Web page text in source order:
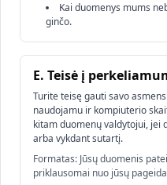
Kai duomenys mums
ginčo.
E. Teisė į
Turite teisę gauti savo
naudojamu ir kompiuterio
kitam duomenų valdytojui, jei
arba vykdant sutartį.
Formatas: Jūsų duomenis
priklausomai nuo jūsų